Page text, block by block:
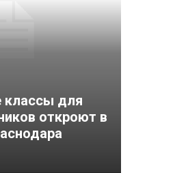
классы для
откроют в